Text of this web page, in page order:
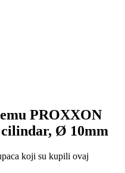
PROXXON
Ø 10mm
koji su kupili ovaj